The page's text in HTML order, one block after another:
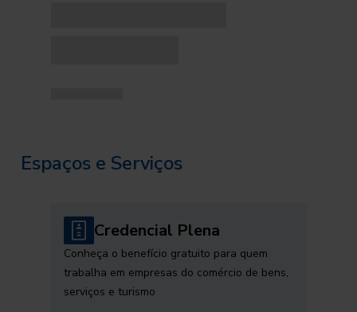
Espaços e Serviços
Credencial Plena
Conheça o benefício gratuito para quem
trabalha em empresas do comércio de bens,
serviços e turismo